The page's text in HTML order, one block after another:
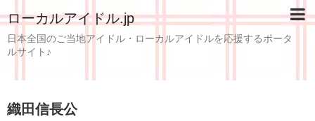
ローカルアイドル.jp
日本全国のご当地アイドル・ローカルアイドルを応援するポータ
ルサイト♪
織田信長公